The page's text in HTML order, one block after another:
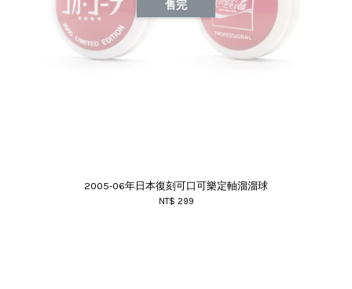
售完
2005-06年日本復刻可口可樂定軸溜溜球
NT$ 299